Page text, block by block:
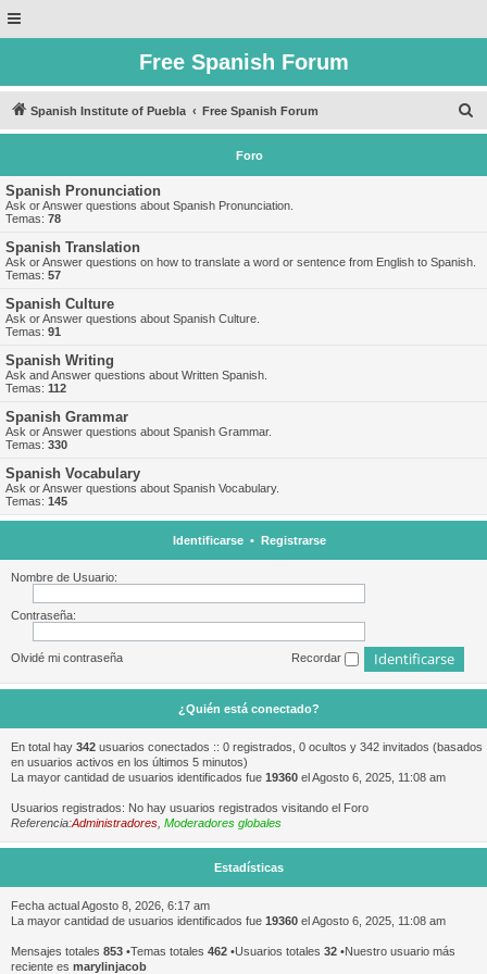
Free Spanish Forum
Spanish Institute of Puebla Free Spanish Forum
u
Foro
Spanish Pronunciation
Ask or Answer questions about Spanish Pronunciation.
Temas: 78
Spanish Translation
Ask or Answer questions on how to translate a word or sentence from English to Spanish.
Temas: 57
Spanish Culture
Ask or Answer questions about Spanish Culture.
Temas: 91
Spanish Writing
Ask and Answer questions about Written Spanish.
Temas: 112
Spanish Grammar
Ask or Answer questions about Spanish Grammar.
Temas: 330
Spanish Vocabulary
Ask or Answer questions about Spanish Vocabulary.
Temas: 145
Identificarse• Registrarse
Nombre de Usuario:
Contraseña:
Olvidé mi contraseña Recordar
¿Quién está conectado?
En total hay 342 usuarios conectados :: 0 registrados, 0 ocultos y 342 invitados (basados
en usuarios activos en los últimos 5 minutos)
La mayor cantidad de usuarios identificados fue 19360 el Agosto 6, 2025, 11:08 am
Usuarios registrados: No hay usuarios registrados visitando el Foro
Referencia:Administradores Moderadores globales
Estadísticas
Fecha actual Agosto 8, 2026, 6:17 am
La mayor cantidad de usuarios identificados fue 19360 el Agosto 6, 2025, 11:08 am
Mensajes totales 853 •Temas totales 462 •Usuarios totales 32 •Nuestro usuario más
reciente es marylinjacob